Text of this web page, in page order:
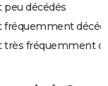
peu décédés
fréquemment
très fréquemment